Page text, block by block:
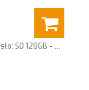
voči
+85°C)
SD 128GB - SanDisk High Endurance